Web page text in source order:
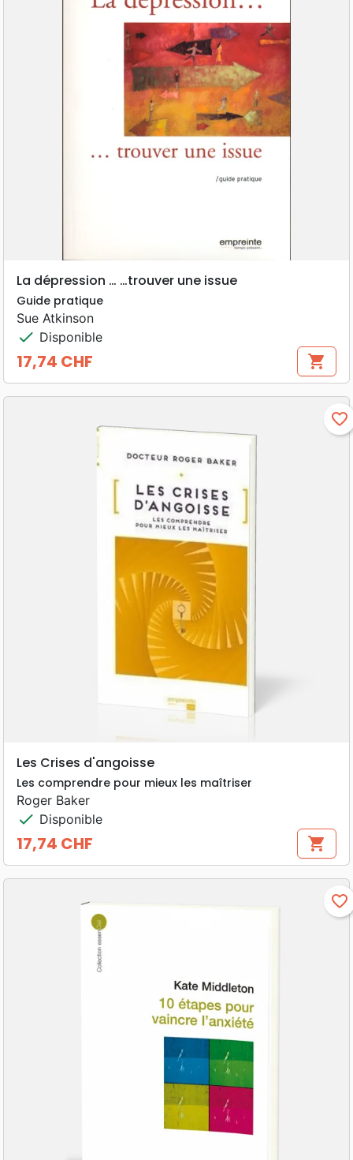
La dépression … …trouver une issue
Guide pratique
Sue Atkinson
check Disponible
Prix
17,74 CHF shopping_cart
favorite_border
Les Crises d'angoisse
Les comprendre pour mieux les maîtriser
Roger Baker
check Disponible
Prix
17,74 CHF shopping_cart
favorite_border